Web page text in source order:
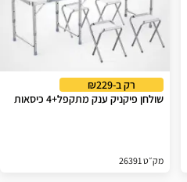
רק ב-₪229
שולחן פיקניק ענק מתקפל+4 כיסאות
מק״ט 26391